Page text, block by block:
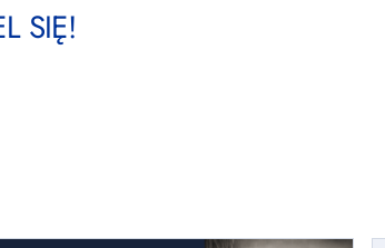
SIĘ!